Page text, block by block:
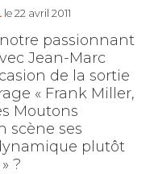
le 22 avril 2011
passionnant
Jean-Marc
de la sortie
« Frank Miller,
Moutons
scène ses
plutôt
?